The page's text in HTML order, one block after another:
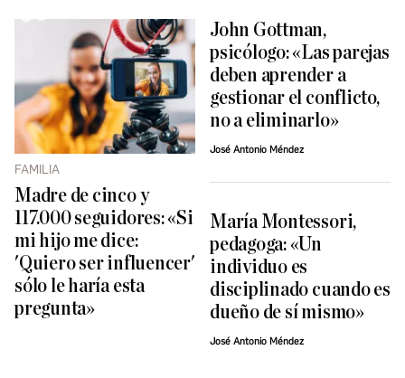
FAMILIA
Madre de cinco y
117.000 seguidores: «Si
mi hijo me dice:
'Quiero ser influencer'
sólo le haría esta
pregunta»
John Gottman,
psicólogo: «Las parejas
deben aprender a
gestionar el conflicto,
no a eliminarlo»
José Antonio Méndez
María Montessori,
pedagoga: «Un
individuo es
disciplinado cuando es
dueño de sí mismo»
José Antonio Méndez